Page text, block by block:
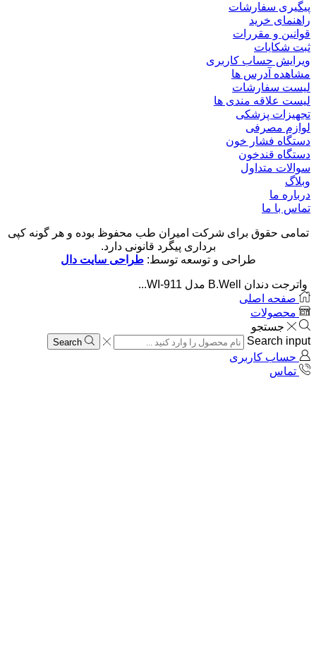
پیگیری سفارشات
راهنمای خرید
قوانین و مقررات
ثبت شکایات
ویرایش حساب کاربری
مشاهده آدرس ها
لیست سفارشات
لیست علاقه مندی ها
تجهیزات پزشکی
لوازم مصرفی
دستگاه فشار خون
دستگاه قندخون
سوالات متداول
وبلاگ
درباره ما
تماس با ما
تمامی حقوق برای شرکت امیران طب محفوظ بوده و هر گونه کپی
برداری پیگرد قانونی دارد.
طراحی و توسعه توسط:طراحی سایت دال
واترجت دندان B.Well مدل WI-911...
صفحه اصلی
محصولات
جستجو
Search input
Search
حساب کاربری
تماس